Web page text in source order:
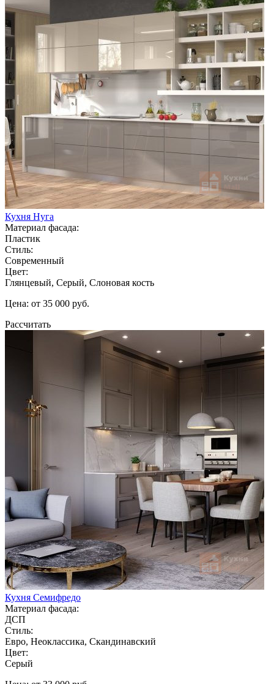
Кухня Нуга
Материал фасада:
Пластик
Стиль:
Современный
Цвет:
Глянцевый, Серый, Слоновая кость
Цена: от 35 000 руб.
Рассчитать
Кухня Семифредо
Материал фасада:
ДСП
Стиль:
Евро, Неоклассика, Скандинавский
Цвет:
Серый